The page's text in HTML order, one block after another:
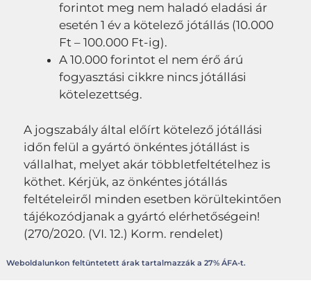
forintot meg nem haladó eladási ár
esetén 1 év a kötelező jótállás (10.000
Ft – 100.000 Ft-ig).
A 10.000 forintot el nem érő árú
fogyasztási cikkre nincs jótállási
kötelezettség.
A jogszabály által előírt kötelező jótállási
időn felül a gyártó önkéntes jótállást is
vállalhat, melyet akár többletfeltételhez is
köthet. Kérjük, az önkéntes jótállás
feltételeiről minden esetben körültekintően
tájékozódjanak a gyártó elérhetőségein!
(270/2020. (VI. 12.) Korm. rendelet)
Weboldalunkon feltüntetett árak tartalmazzák a 27% ÁFA-t.